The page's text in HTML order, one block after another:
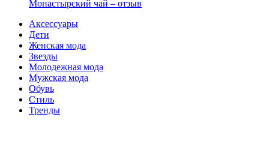
Монастырский чай – отзыв
Аксессуары
Дети
Женская мода
Звезды
Молодежная мода
Мужская мода
Обувь
Стиль
Тренды